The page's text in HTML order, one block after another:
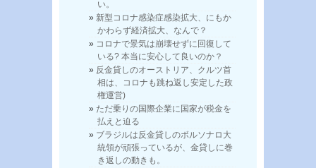
い。
新型コロナ感染症感染拡大、にもか
かわらず経済拡大、なんで？
コロナで景気は崩壊せずに回復して
いる? 本当に安心して良いのか？
反金貸しのオーストリア、クルツ首
相は、コロナも跳ね返し安定した政
権運営)
ただ乗りの国際企業に国家が税金を
払えと迫る
ブラジルは反金貸しのボルソナロ大
統領が頑張っているが、金貸しに巻
き返しの動きも。